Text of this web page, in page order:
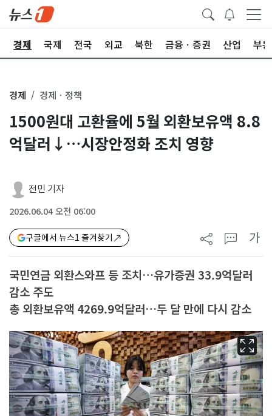
경제 국제 전국 외교 북한 금융ㆍ증권 산업 부
경제 경제ㆍ정책
1500원대 고환율에 5월 외환보유액 8.8
억달러↓…시장안정화 조치 영향
전민 기자
2026.06.04 오전 06:00
구글에서 뉴스1 즐겨찾기 가
국민연금 외환스와프 등 조치…유가증권 33.9억달러
감소 주도
총 외환보유액 4269.9억달러…두 달 만에 다시 감소